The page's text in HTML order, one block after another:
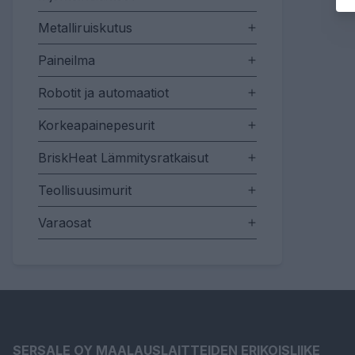
Metalliruiskutus
Paineilma
Robotit ja automaatiot
Korkeapainepesurit
BriskHeat Lämmitysratkaisut
Teollisuusimurit
Varaosat
SERSALE OY MAALAUSLAITTEIDEN ERIKOISLIIKE